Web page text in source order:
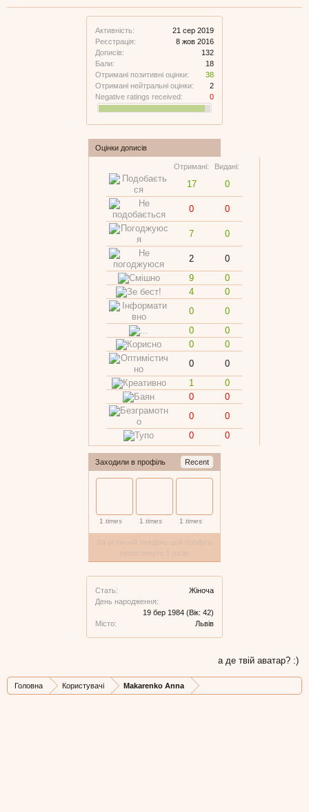
Активність:
21 сер 2019
Реєстрація:
8 жов 2016
Дописів:
132
Бали:
18
Отримані позитивні оцінки:
38
Отримані нейтральні оцінки:
2
Negative ratings received:
0
Оцінки дописів
Отримані: Видані:
17 0
0 0
7 0
2
0
9
0
4
0
0
0
0
0
0
0
0
0
1
0
0
0
0
0
0
0
Заходили в профіль Recent
1 times 1 times 1 times
Стать:
Жіноча
День народження:
19 бер 1984 (Вік: 42)
Місто:
Львів
а де твій аватар? :)
Головна Користувачі Makarenko Anna